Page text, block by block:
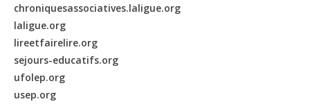
chroniquesassociatives.laligue.org
laligue.org
lireetfairelire.org
sejours-educatifs.org
ufolep.org
usep.org